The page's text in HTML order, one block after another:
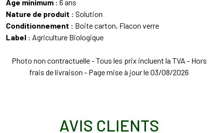
Âge minimum : 6 ans
Nature de produit : Solution
Conditionnement : Boite carton, Flacon verre
Label : Agriculture Biologique
Photo non contractuelle - Tous les prix incluent la TVA - Hors
frais de livraison - Page mise à jour le 03/08/2026
AVIS CLIENTS